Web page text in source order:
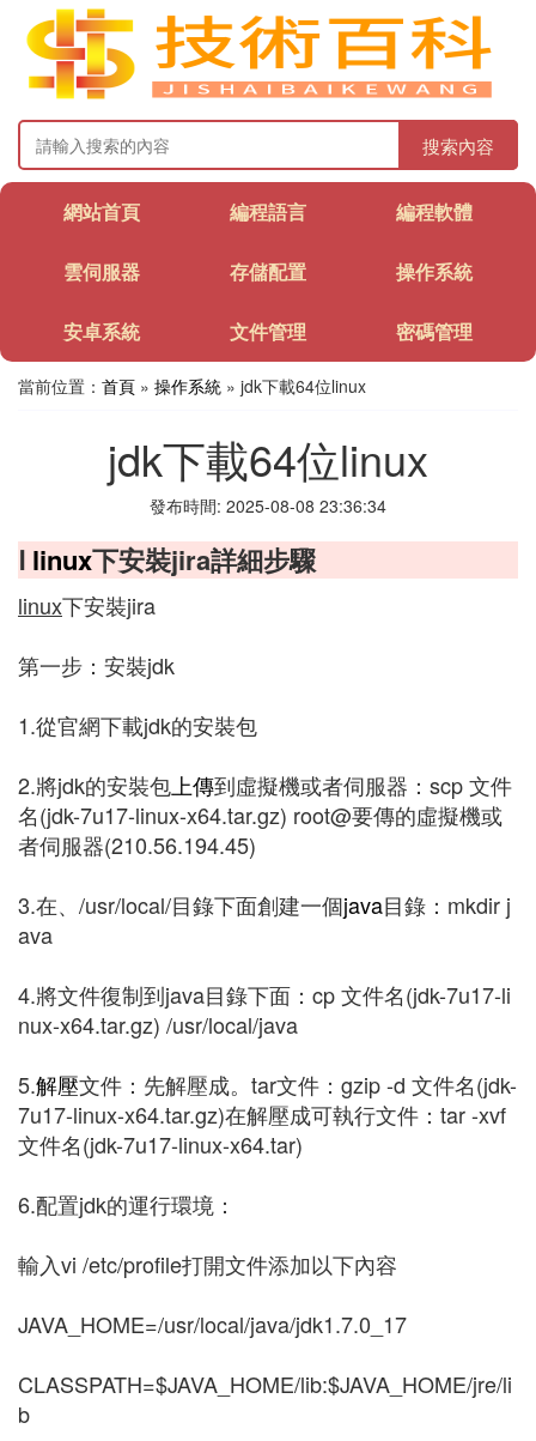
搜索內容
網站首頁 編程語言 編程軟體
雲伺服器 存儲配置 操作系統
安卓系統 文件管理 密碼管理
當前位置： 首頁 » 操作系統 » jdk下載64位linux
jdk下載64位linux
發布時間: 2025-08-08 23:36:34
Ⅰ linux下安裝jira詳細步驟
linux下安裝jira
第一步：安裝jdk
1.從官網下載jdk的安裝包
2.將jdk的安裝包 上傳到虛擬機或者伺服器：scp 文件
名(jdk-7u17-linux-x64.tar.gz) root@要傳的虛擬機或
者伺服器(210.56.194.45)
3.在、/usr/local/目錄下面創建一個java目錄：mkdir j
ava
4.將文件復制到java目錄下面：cp 文件名(jdk-7u17-li
nux-x64.tar.gz) /usr/local/java
5.解壓文件：先解壓成。tar文件：gzip -d 文件名(jdk-
7u17-linux-x64.tar.gz)在解壓成可執行文件：tar -xvf
文件名(jdk-7u17-linux-x64.tar)
6.配置jdk的運行環境：
輸入vi /etc/profile打開文件添加以下內容
JAVA_HOME=/usr/local/java/jdk1.7.0_17
CLASSPATH=$JAVA_HOME/lib:$JAVA_HOME/jre/li
b